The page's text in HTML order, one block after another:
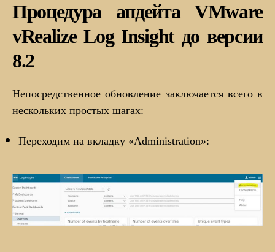
Процедура апдейта VMware
vRealize Log Insight до версии
8.2
Непосредственное обновление заключается всего в
нескольких простых шагах:
Переходим на вкладку «Administration»: